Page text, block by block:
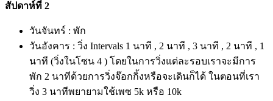
สัปดาห์ที่ 2
วันจันทร์ : พัก
วันอังคาร : วิ่ง Intervals 1 นาที , 2 นาที , 3 นาที , 2 นาที , 1
นาที (วิ่งในโซน 4 ) โดยในการวิ่งแต่ละรอบเราจะมีการ
พัก 2 นาทีด้วยการวิ่งจ๊อกกิ้งหรือจะเดินก็ได้ ในตอนที่เรา
วิ่ง 3 นาทีพยายามใช้เพซ 5k หรือ 10k